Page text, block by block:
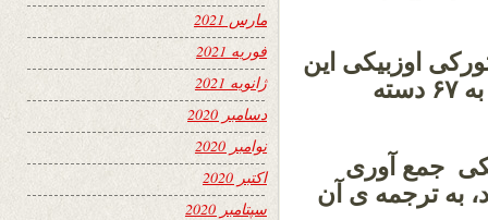
اوزبیکی این
قلم نظر به موضوع ردیف بندی گردیده ، به ۶۷ دسته
جمع آوری
به ترجمه ی آن
مارس 2021
فوریه 2021
ژانویه 2021
دسامبر 2020
نوامبر 2020
اکتبر 2020
سپتامبر 2020